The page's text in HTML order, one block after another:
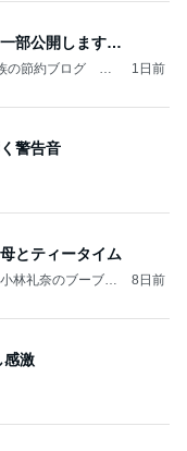
部公開します…
の節約ブログ 〜
1日前
警告音
とティータイム
林礼奈のブーブー
8日前
感激